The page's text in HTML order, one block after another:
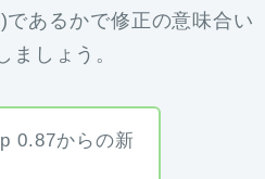
あるかで修正の意味合い
しょう。
0.87からの新